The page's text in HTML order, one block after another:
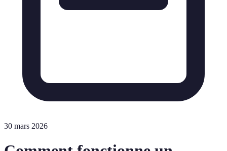
30 mars 2026